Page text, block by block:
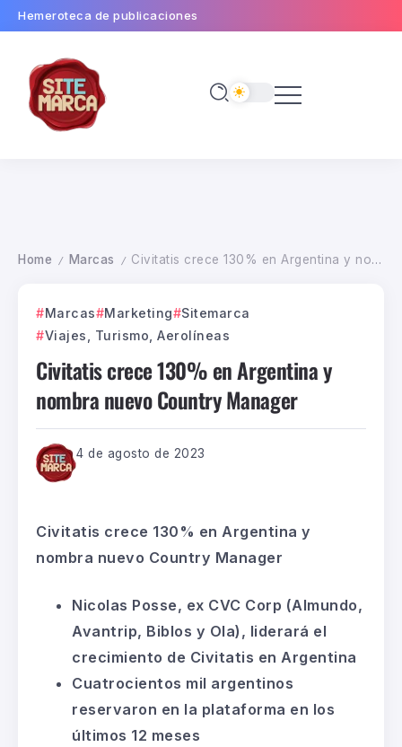
Hemeroteca de publicaciones
Home / Marcas / Civitatis crece 130% en Argentina y nombra nuevo Country Manager
Marcas Marketing
Sitemarca
Viajes, Turismo, Aerolíneas
Civitatis crece 130% en Argentina y
nombra nuevo Country Manager
4 de agosto de 2023
Civitatis crece 130% en Argentina y
nombra nuevo Country Manager
Nicolas Posse, ex CVC Corp (Almundo,
Avantrip, Biblos y Ola), liderará el
crecimiento de Civitatis en Argentina
Cuatrocientos mil argentinos
reservaron en la plataforma en los
últimos 12 meses